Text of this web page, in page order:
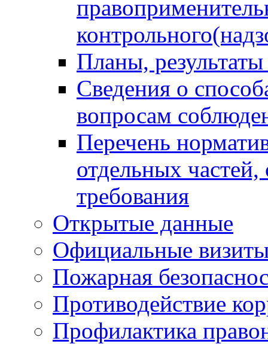
Планы,
Сведения о
вопросам
Перечень
отдельных
требования
Открытые данные
Официальные
Пожарная
Противодействие
Профилактика